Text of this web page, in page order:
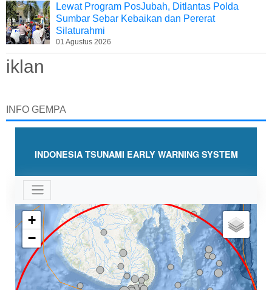
Lewat Program PosJubah, Ditlantas Polda
Sumbar Sebar Kebaikan dan Pererat
Silaturahmi
01 Agustus 2026
iklan
INFO GEMPA